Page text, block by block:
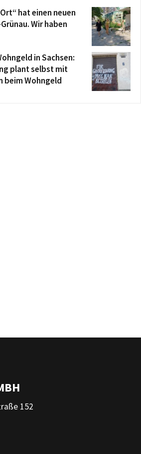
hat einen neuen
Wir haben
in Sachsen:
plant selbst mit
beim Wohngeld
152